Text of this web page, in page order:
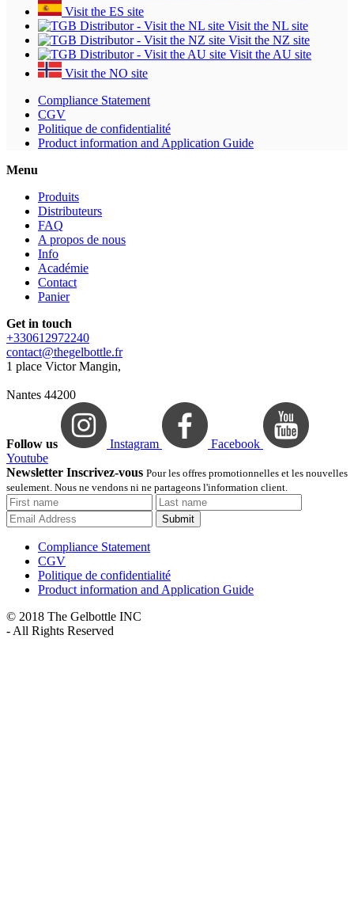
Visit the ES site
Visit the NL site
Visit the NZ site
Visit the AU site
Visit the NO site
Compliance Statement
CGV
Politique de confidentialité
Product information and Application Guide
Menu
Produits
Distributeurs
FAQ
A propos de nous
Info
Académie
Contact
Panier
Get in touch
+330612972240
contact@thegelbottle.fr
1 place Victor Mangin,
Nantes 44200
Follow us Instagram
Facebook
Youtube
Newsletter Inscrivez-vous Pour les offres promotionnelles et les nouvelles
seulement. Nous ne vendons ni ne partageons l'information client.
Submit
Compliance Statement
CGV
Politique de confidentialité
Product information and Application Guide
© 2018 The Gelbottle INC
- All Rights Reserved